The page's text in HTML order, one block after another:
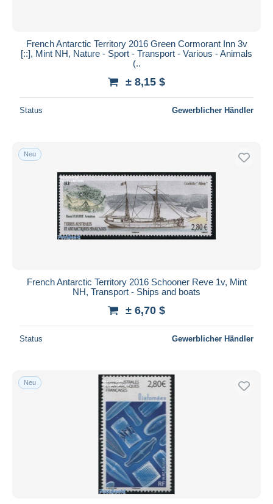
French Antarctic Territory 2016 Green Cormorant Inn 3v
[::], Mint NH, Nature - Sport - Transport - Various - Animals
(..
± 8,15 $
Status Gewerblicher Händler
Neu
French Antarctic Territory 2016 Schooner Reve 1v, Mint
NH, Transport - Ships and boats
± 6,70 $
Status Gewerblicher Händler
Neu